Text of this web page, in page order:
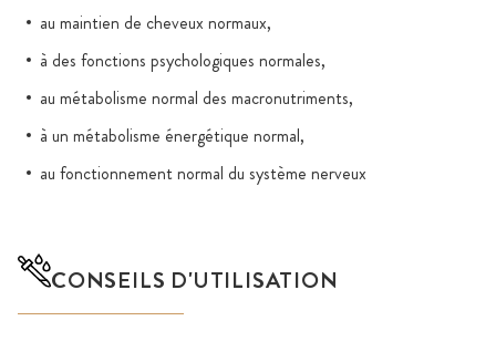
au maintien de cheveux normaux,
à des fonctions psychologiques normales,
au métabolisme normal des macronutriments,
à un métabolisme énergétique normal,
au fonctionnement normal du système nerveux
CONSEILS D'UTILISATION